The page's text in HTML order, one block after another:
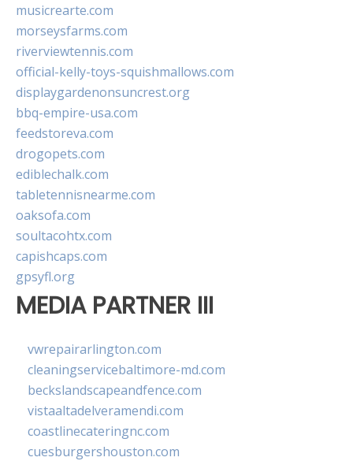
musicrearte.com
morseysfarms.com
riverviewtennis.com
official-kelly-toys-squishmallows.com
displaygardenonsuncrest.org
bbq-empire-usa.com
feedstoreva.com
drogopets.com
ediblechalk.com
tabletennisnearme.com
oaksofa.com
soultacohtx.com
capishcaps.com
gpsyfl.org
MEDIA PARTNER III
vwrepairarlington.com
cleaningservicebaltimore-md.com
beckslandscapeandfence.com
vistaaltadelveramendi.com
coastlinecateringnc.com
cuesburgershouston.com